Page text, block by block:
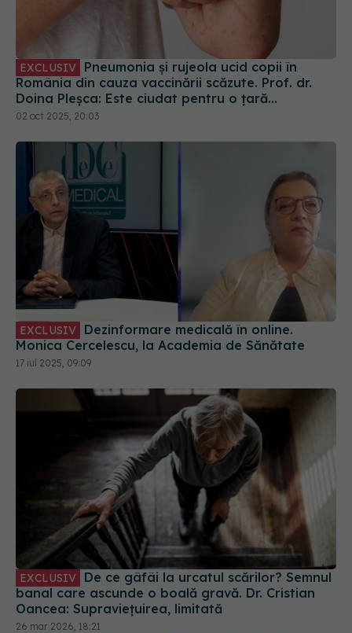
EXCLUSIV
România din cauza vaccinării scăzute. Prof. dr.
Doina Pleșca: Este ciudat pentru o țară
europeană
02 oct 2025, 20:03
EXCLUSIV
Monica Cercelescu, la Academia de Sănătate
17 iul 2025, 09:09
EXCLUSIV
banal care ascunde o boală gravă. Dr. Cristian
Oancea: Supraviețuirea, limitată
26 mar 2026, 18:21